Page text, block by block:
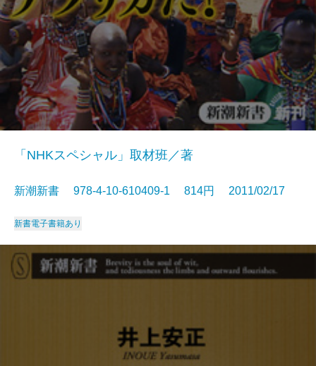
「NHKスペシャル」取材班／著
新潮新書 978-4-10-610409-1 814円 2011/02/17
新書電子書籍あり